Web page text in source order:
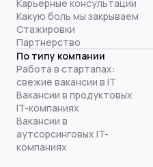
Карьерные консультации
Какую боль мы закрываем
Стажировки
Партнерство
По типу компании
Работа в стартапах:
свежие вакансии в IT
Вакансии в продуктовых
IT-компаниях
Вакансии в
аутсорсинговых IT-
компаниях